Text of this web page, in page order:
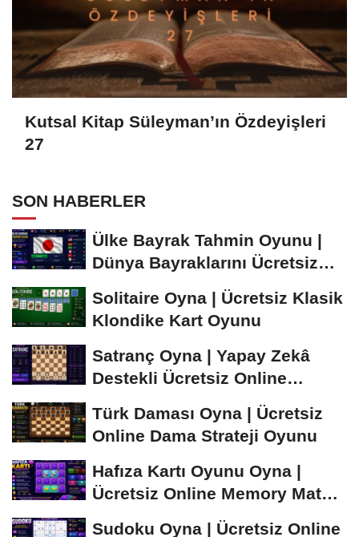
Kutsal Kitap Süleyman’ın Özdeyişleri
27
SON HABERLER
Ülke Bayrak Tahmin Oyunu |
Dünya Bayraklarını Ücretsiz
Solitaire Oyna | Ücretsiz Klasik
Klondike Kart Oyunu
Satranç Oyna | Yapay Zekâ
Destekli Ücretsiz Online
Türk Daması Oyna | Ücretsiz
Online Dama Strateji Oyunu
Hafıza Kartı Oyunu Oyna |
Ücretsiz Online Memory Match
Sudoku Oyna | Ücretsiz Online